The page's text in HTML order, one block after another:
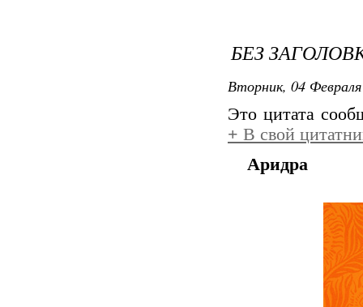
БЕЗ
Вторник, 04
Это цитата
+ В свой
Аридра